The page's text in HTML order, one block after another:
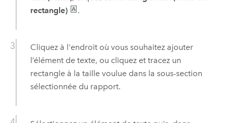
rectangle)
.
Cliquez à l'endroit où vous souhaitez ajouter
l’élément de texte, ou cliquez et tracez un
rectangle à la taille voulue dans la sous-section
sélectionnée du rapport.